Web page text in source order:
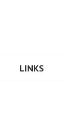
LINKS